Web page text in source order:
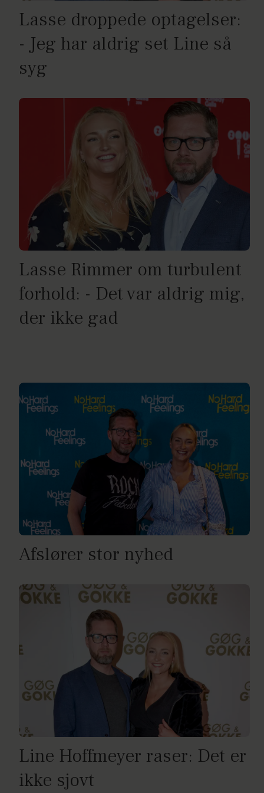
Lasse droppede optagelser:
- Jeg har aldrig set Line så
syg
Lasse Rimmer om turbulent
forhold: - Det var aldrig mig,
der ikke gad
Afslører stor nyhed
Line Hoffmeyer raser: Det er
ikke sjovt